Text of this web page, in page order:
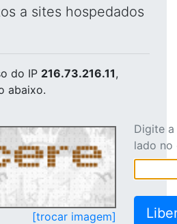
a sites hospedados
do IP 216.73.216.11,
abaixo.
[trocar imagem]
Digite
lado no